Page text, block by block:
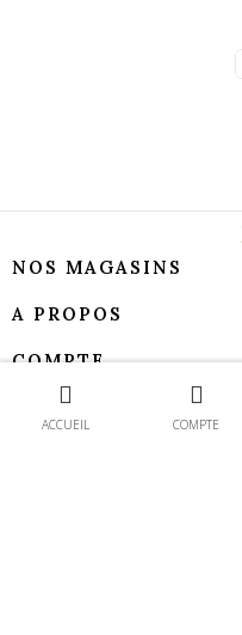
ACCUEIL COMPTE
NOS MAGASINS
A PROPOS
COMPTE
TEMPS D’OUVERTURE